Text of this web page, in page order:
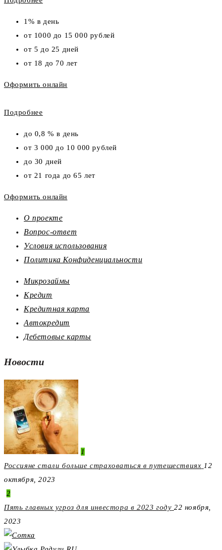
1% в день
от 1000 до 15 000 рублей
от 5 до 25 дней
от 18 до 70 лет
Оформить онлайн
Подробнее
до 0,8 % в день
от 3 000 до 10 000 рублей
до 30 дней
от 21 года до 65 лет
Оформить онлайн
О проекте
Вопрос-ответ
Условия использования
Политика Конфиденциальности
Микрозаймы
Кредит
Кредитная карта
Автокредит
Дебетовые карты
Новости
1
Россияне стали больше страховаться в путешествиях 12
октября, 2023
2
Пять главных угроз для инвестора в 2023 году 22 ноября,
2023